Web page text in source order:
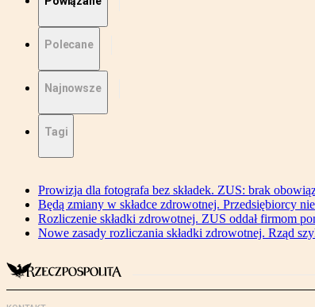
Polecane
Najnowsze
Tagi
Prowizja dla fotografa bez składek. ZUS: brak
Będą zmiany w składce zdrowotnej. Przedsiębiorcy
Rozliczenie składki zdrowotnej. ZUS oddał firmom
Nowe zasady rozliczania składki zdrowotnej. Rząd